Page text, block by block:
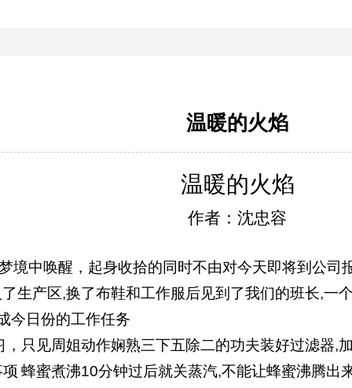
温暖的火焰
温暖的火焰
作者：沈忠容
境中唤醒，起身收拾的同时不由对今天即将到公司
生产区,换了布鞋和工作服后见到了我们的班长,一
今日份的工作任务
，只见周姐动作娴熟三下五除二的功夫装好过滤器,
蜂蜜煮沸10分钟过后就关蒸汽,不能让蜂蜜沸腾出